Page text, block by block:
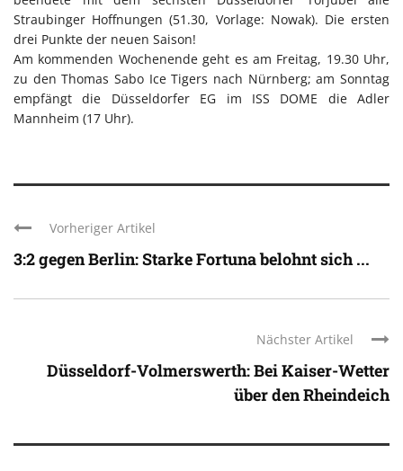
Straubinger Hoffnungen (51.30, Vorlage: Nowak). Die ersten
drei Punkte der neuen Saison!
Am kommenden Wochenende geht es am Freitag, 19.30 Uhr,
zu den Thomas Sabo Ice Tigers nach Nürnberg; am Sonntag
empfängt die Düsseldorfer EG im ISS DOME die Adler
Mannheim (17 Uhr).
Vorheriger Artikel
3:2 gegen Berlin: Starke Fortuna belohnt sich ...
Nächster Artikel
Düsseldorf-Volmerswerth: Bei Kaiser-Wetter
über den Rheindeich